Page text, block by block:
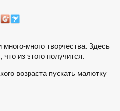
много творчества. Здесь
из этого получится.
возраста пускать малютку